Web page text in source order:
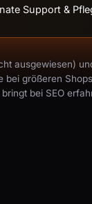
Support &
ausgewiesen)
größeren
bei SEO